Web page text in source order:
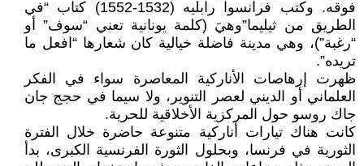
فوقه. وكتب فرانسوا رابليه (1532-1552) كتاب “في
الطريق من ثيليما”وهيَ (كلمة يونانية تعني “سوف” أو
“رغبة”)، وهي مدينة فاضلة خيالية كان شعارها “افعل ما
تريده”.
ظهرت إرهاصات الأناركية المعاصرة سواء في الفكر
العلماني أو الديني لعصر التنوير، ولا سيما في حجج جان
جاك روسو حول المركزية الأخلاقية للحرية.
كانت هناك تيارات أناركية متنوعة حاضرة خلال الفترة
الثورية في فرنسا، وبحلول الثورة الفرنسية الكبرى، بدأ